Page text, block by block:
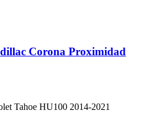
Corona Proximidad